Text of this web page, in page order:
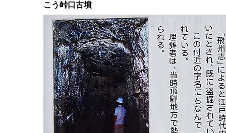
こう峠口古墳